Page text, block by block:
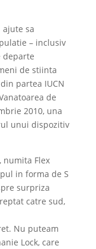
sa
– inclusiv
departe
de stiinta
partea IUCN
de
2010, una
unui dispozitiv
numita Flex
in forma de S
surpriza
catre sud,
Nu puteam
Lock, care